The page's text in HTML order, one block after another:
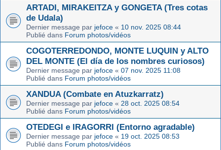
ARTADI, MIRAKEITZA y GONGETA (Tres cotas
de Udala)
Dernier message par jefoce « 10 nov. 2025 08:44
Publié dans Forum photos/vidéos
COGOTERREDONDO, MONTE LUQUIN y ALTO
DEL MONTE (El día de los nombres curiosos)
Dernier message par jefoce « 07 nov. 2025 11:08
Publié dans Forum photos/vidéos
XANDUA (Combate en Atuzkarratz)
Dernier message par jefoce « 28 oct. 2025 08:54
Publié dans Forum photos/vidéos
OTEDEGI e IRAGORRI (Entorno agradable)
Dernier message par jefoce « 19 oct. 2025 08:53
Publié dans Forum photos/vidéos